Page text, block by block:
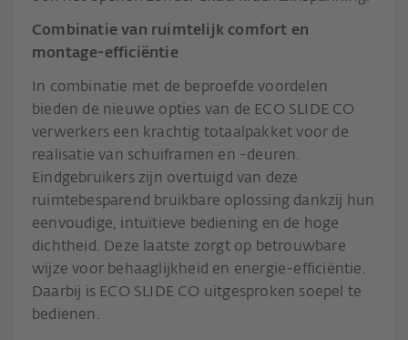
Combinatie van ruimtelijk comfort en
montage-efficiëntie
In combinatie met de beproefde voordelen
bieden de nieuwe opties van de ECO SLIDE CO
verwerkers een krachtig totaalpakket voor de
realisatie van schuiframen en -deuren.
Eindgebruikers zijn overtuigd van deze
ruimtebesparend bruikbare oplossing dankzij hun
eenvoudige, intuïtieve bediening en de hoge
dichtheid. Deze laatste zorgt op betrouwbare
wijze voor behaaglijkheid en energie-efficiëntie.
Daarbij is ECO SLIDE CO uitgesproken soepel te
bedienen.